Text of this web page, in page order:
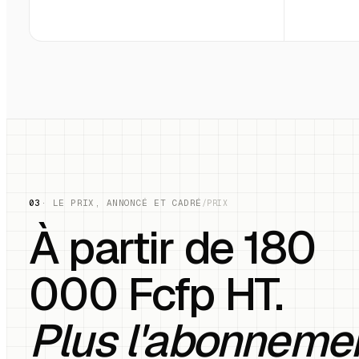
03 · LE PRIX, ANNONCÉ ET CADRÉ /PRIX
À partir de 180
000 Fcfp HT.
Plus